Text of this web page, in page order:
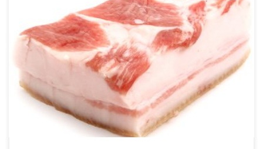
Cередньостатистичний українець споживає за рік 19-20 кг
свинини. Для порівняння, у розвинених країнах ЄС (Австрія,
Чехія, Франція, Данія) цей показник становить 40 кг. Про це в
інтерв’ю ГолосUA розповів Артур Лоза, голова Асоціації
свинарів України (АСУ). Причиною невисокого споживання
експерт називає низьку купівельну спроможність українців:
«Не всі можуть купити. Свинина […]